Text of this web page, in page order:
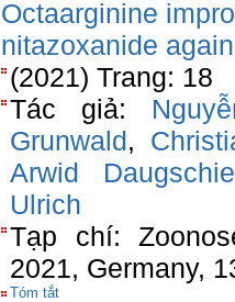
Octaarginine
nitazoxanide
(2021) Trang: 18
Tác giả:
Grunwald,
Arwid
Ulrich
Tạp chí:
2021, Germany,
Tóm tắt